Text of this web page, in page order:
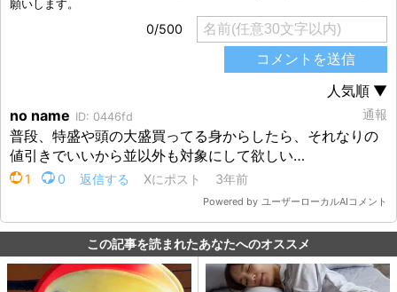
この記事を読まれたあなたへのオススメ